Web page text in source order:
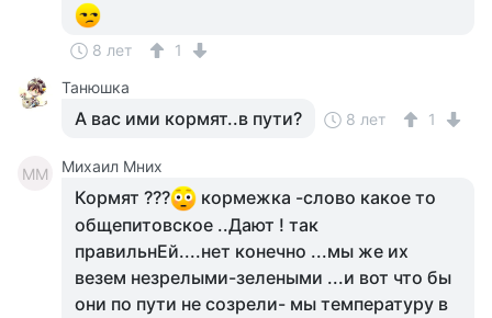
8 лет
1
Танюшка
А вас ими кормят..в пути? 8 лет 1
ММ Михаил Мних
Кормят ???
кормежка -слово какое то
общепитовское ..Дают ! так
правильнЕй....нет конечно ...мы же их
везем незрелыми-зелеными ...и вот что бы
они по пути не созрели- мы температуру в